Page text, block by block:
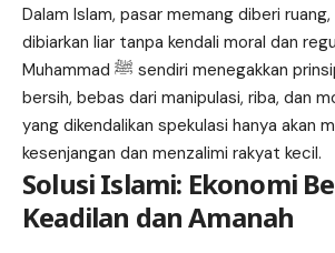
Dalam Islam, pasar memang diberi
dibiarkan liar tanpa kendali moral dan
Muhammad ﷺ sendiri menegakkan prinsip pasar yang
bersih, bebas dari manipulasi, riba, dan
yang dikendalikan spekulasi hanya akan
kesenjangan dan menzalimi rakyat kecil.
Solusi Islami: Ekonomi
Keadilan dan Amanah